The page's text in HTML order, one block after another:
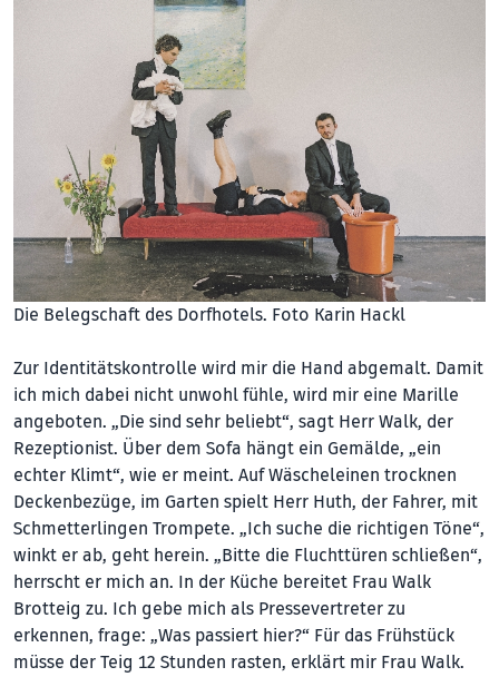
Die Belegschaft des Dorfhotels. Foto Karin Hackl
Zur Identitätskontrolle wird mir die Hand abgemalt. Damit
ich mich dabei nicht unwohl fühle, wird mir eine Marille
angeboten. „Die sind sehr beliebt“, sagt Herr Walk, der
Rezeptionist. Über dem Sofa hängt ein Gemälde, „ein
echter Klimt“, wie er meint. Auf Wäscheleinen trocknen
Deckenbezüge, im Garten spielt Herr Huth, der Fahrer, mit
Schmetterlingen Trompete. „Ich suche die richtigen Töne“,
winkt er ab, geht herein. „Bitte die Fluchttüren schließen“,
herrscht er mich an. In der Küche bereitet Frau Walk
Brotteig zu. Ich gebe mich als Pressevertreter zu
erkennen, frage: „Was passiert hier?“ Für das Frühstück
müsse der Teig 12 Stunden rasten, erklärt mir Frau Walk.